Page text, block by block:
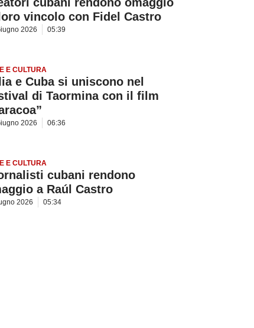
vincolo con Fidel Castro
2026 05:39
E CULTURA
e Cuba si uniscono nel
di Taormina con il film
2026 06:36
E CULTURA
cubani rendono
a Raúl Castro
2026 05:34